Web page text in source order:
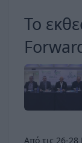
Το
Από τις 26-28